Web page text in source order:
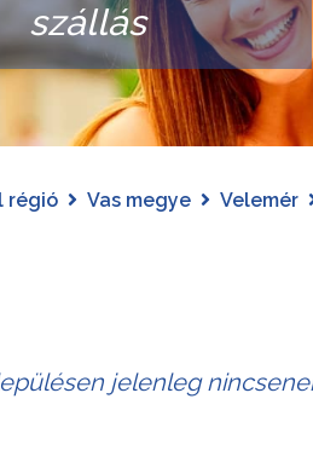
szállás
régió Vas megye Velemér
jelenleg